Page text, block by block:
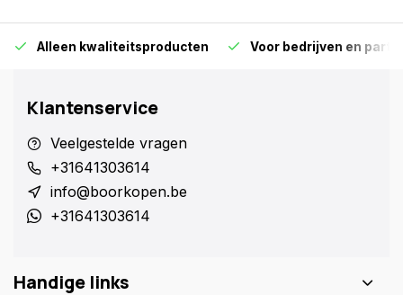
Alleen kwaliteitsproducten Voor bedrijven en
Klantenservice
Veelgestelde vragen
+31641303614
info@boorkopen.be
+31641303614
Handige links